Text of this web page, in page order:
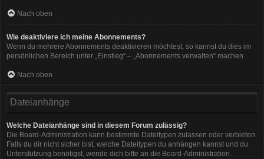
Nach oben
Wie deaktiviere ich meine Abonnements?
Wenn du mehrere Abonnements deaktivieren möchtest, so kannst du dies im
persönlichen Bereich unter „Einstieg“ – „Abonnements verwalten“ machen.
Nach oben
Dateianhänge
Welche Dateianhänge sind in diesem Forum zulässig?
Die Board-Administration kann bestimmte Dateitypen zulassen oder verbieten.
Falls du dir nicht sicher bist, welche Dateitypen du anhängen kannst und du
Unterstützung benötigst, wende dich bitte an die Board-Administration.